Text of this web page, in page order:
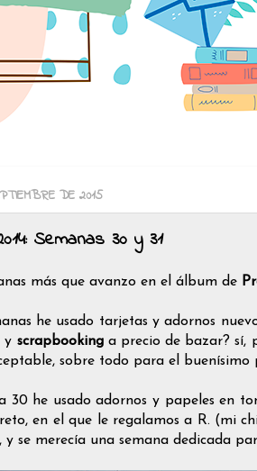
DE 2015
Semanas 30 y 31
más que avanzo en el álbum de
he usado tarjetas y adornos
y scrapbooking a precio de bazar? sí,
sobre todo para el buenísimo
30 he usado adornos y papeles en
en el que le regalamos a R. (mi
y se merecía una semana dedicada